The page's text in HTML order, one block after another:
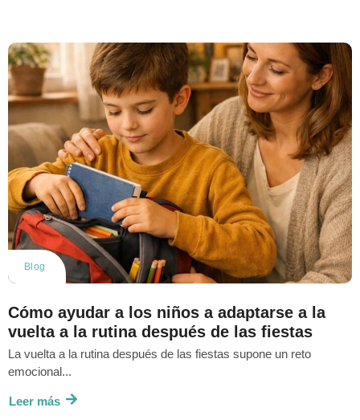
Blog
Cómo ayudar a los niños a adaptarse a la
vuelta a la rutina después de las fiestas
La vuelta a la rutina después de las fiestas supone un reto
emocional...
Leer más